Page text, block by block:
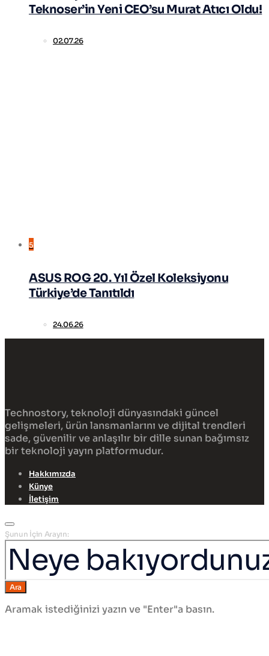
Teknoser’in Yeni CEO’su Murat Atıcı Oldu!
02.07.26
5
ASUS ROG 20. Yıl Özel Koleksiyonu
Türkiye’de Tanıtıldı
24.06.26
Technostory, teknoloji dünyasındaki güncel
gelişmeleri, ürün lansmanlarını ve dijital trendleri
sade, güvenilir ve anlaşılır bir dille sunan bağımsız
bir teknoloji yayın platformudur.
Hakkımızda
Künye
İletişim
Şunun İçin Arayın:
Ara
Aramak istediğinizi yazın ve "Enter"a basın.